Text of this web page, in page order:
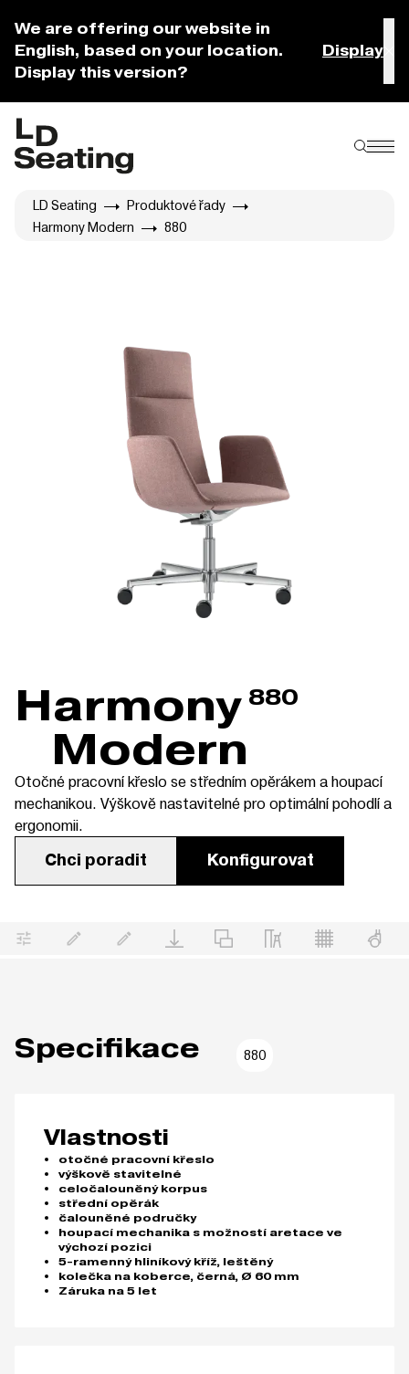
We are offering our website in
English, based on your location.
Display this version?
Display
LD Seating
Produktové řady
Harmony Modern
880
Harmony
Modern
880
Otočné pracovní křeslo se středním opěrákem a houpací
mechanikou. Výškově nastavitelné pro optimální pohodlí a
ergonomii.
Chci poradit Konfigurovat
Specifikace 880
Vlastnosti
otočné pracovní křeslo
výškově stavitelné
celočalouněný korpus
střední opěrák
čalouněné područky
houpací mechanika s možností aretace ve
výchozí pozici
5-ramenný hliníkový kříž, leštěný
kolečka na koberce, černá, Ø 60 mm
Záruka na 5 let